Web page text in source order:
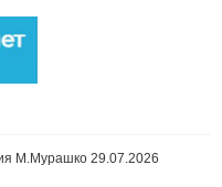
М.Мурашко 29.07.2026